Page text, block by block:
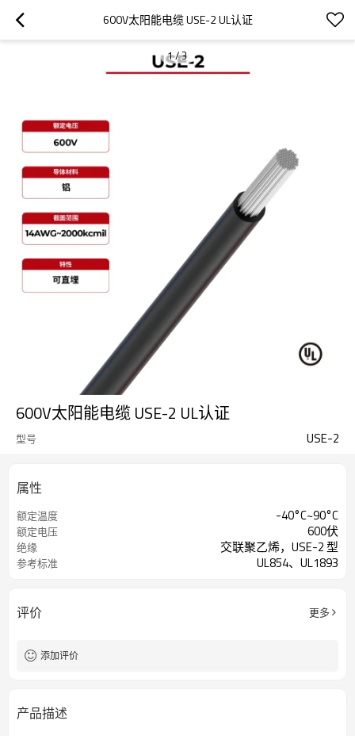
600V太阳能电缆 USE-2 UL认证
1/3
600V太阳能电缆 USE-2 UL认证
型号 USE-2
属性
额定温度 -40°C~90°C
额定电压 600伏
绝缘 交联聚乙烯，USE-2 型
参考标准 UL854、UL1893
评价 更多
添加评价
产品描述